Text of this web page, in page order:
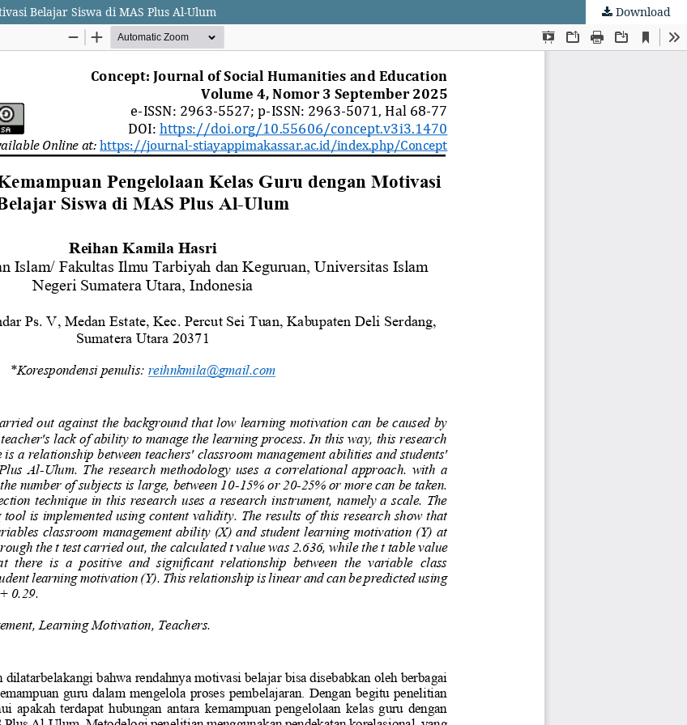
Belajar Siswa di MAS Plus Al-Ulum Download